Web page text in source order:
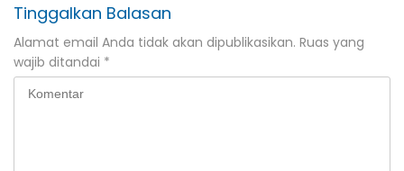
Tinggalkan Balasan
Alamat email Anda tidak akan dipublikasikan. Ruas yang
wajib ditandai *